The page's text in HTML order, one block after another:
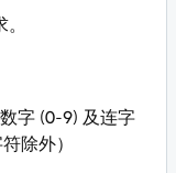
字 (0-9) 及连字
除外）